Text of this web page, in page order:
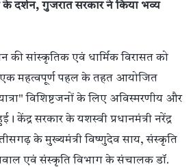
के दर्शन, गुजरात सरकार ने किया भव्य
की सांस्कृतिक एवं धार्मिक विरासत को
महत्वपूर्ण पहल के तहत आयोजित
विशिष्टजनों के लिए अविस्मरणीय और
केंद्र सरकार के यशस्वी प्रधानमंत्री नरेंद्र
के मुख्यमंत्री विष्णुदेव साय, संस्कृति
एवं संस्कृति विभाग के संचालक डॉ.